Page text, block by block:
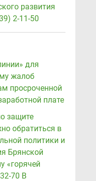
развития
2-11-50
для
жалоб
просроченной
плате
защите
обратиться в
политики и
Брянской
«горячей
70 В